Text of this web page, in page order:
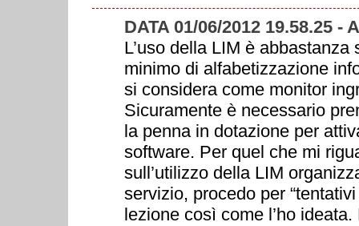
DATA 01/06/2012 19.58.25 -
L’uso della LIM è
minimo di alfabetizzazione
si considera come monitor
Sicuramente è necessario
la penna in dotazione per
software. Per quel che mi
sull’utilizzo della LIM
servizio, procedo per
lezione così come l’ho